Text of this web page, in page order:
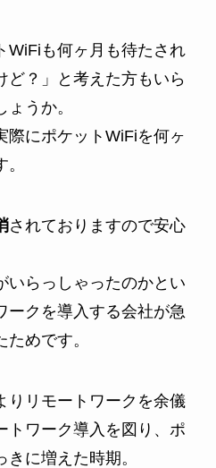
WiFiも何ヶ月も待たされ
ど？」と考えた方もいら
うか。
際にポケットWiFiを何ヶ
されておりますので安心
いらっしゃったのかとい
ークを導入する会社が急
めです。
りリモートワークを余儀
トワーク導入を図り、ポ
に増えた時期。